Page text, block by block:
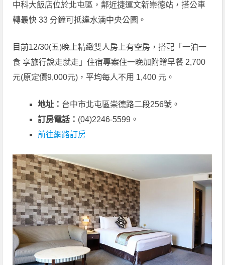
中科大飯店位於北屯區，鄰近捷運文新崇德站，搭公車
轉最快 33 分鐘可抵達水湳中央公園。
目前12/30(五)晚上精緻雙人房上有空房，搭配「一泊一
食 享旅行說走就走」住宿專案住一晚加附贈早餐 2,700
元(原定價9,000元)，平均每人不用 1,400 元。
地址： 台中市北屯區崇德路二段256號。
訂房電話： (04)2246-5599。
前往網路訂房